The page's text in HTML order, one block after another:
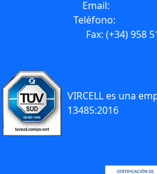
Email:
Teléfono:
Fax: (+34) 958
VIRCELL es una
13485:2016